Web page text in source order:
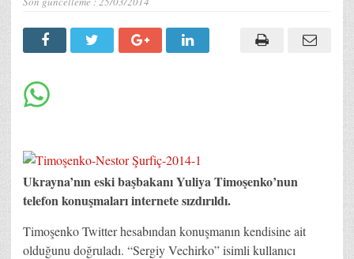
Ukrayna’nın eski başbakanı Yuliya Timoşenko’nun
telefon konuşmaları internete sızdırıldı.
Timoşenko Twitter hesabından konuşmanın kendisine ait
olduğunu doğruladı. “Sergiy Vechirko” isimli kullanıcı